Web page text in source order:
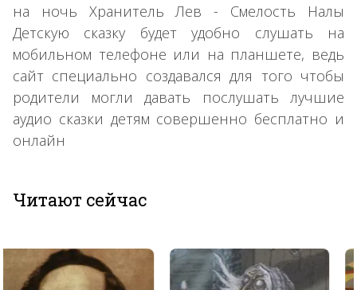
на ночь Хранитель Лев - Смелость Налы
Детскую сказку будет удобно слушать на
мобильном телефоне или на планшете, ведь
сайт специально создавался для того чтобы
родители могли давать послушать лучшие
аудио сказки детям совершенно бесплатно и
онлайн
Читают сейчас